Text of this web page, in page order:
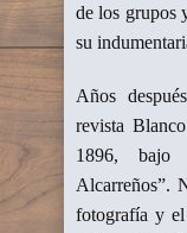
de los grupos
su
Años
revista
1896, bajo
Alcarreños”.
fotografía y el